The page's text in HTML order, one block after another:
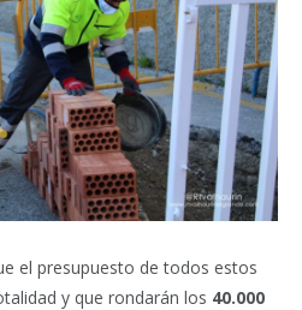
el presupuesto de todos estos
y que rondarán los 40.000